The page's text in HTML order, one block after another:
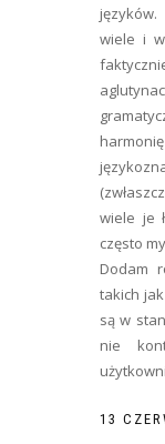
wiele i
wiele je
często
Dodam
takich
są w
nie
13